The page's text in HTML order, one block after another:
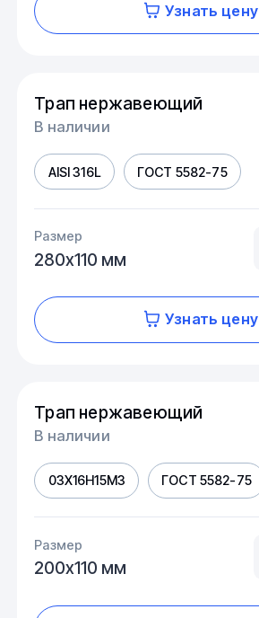
Узнать цену
Трап нержавеющий
В наличии
AISI 316L ГОСТ 5582-75
Размер
280х110 мм
Узнать цену
Трап нержавеющий
В наличии
03Х16Н15М3 ГОСТ 5582-75
Размер
200х110 мм